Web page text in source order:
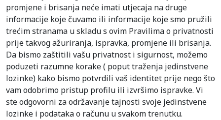
promjene i brisanja neće imati utjecaja na druge
informacije koje čuvamo ili informacije koje smo pružili
trećim stranama u skladu s ovim Pravilima o privatnosti
prije takvog ažuriranja, ispravka, promjene ili brisanja.
Da bismo zaštitili vašu privatnost i sigurnost, možemo
poduzeti razumne korake ( poput traženja jedinstvene
lozinke) kako bismo potvrdili vaš identitet prije nego što
vam odobrimo pristup profilu ili izvršimo ispravke. Vi
ste odgovorni za održavanje tajnosti svoje jedinstvene
lozinke i podataka o računu u svakom trenutku.